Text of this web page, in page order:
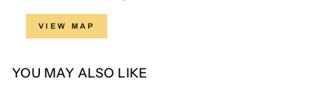
VIEW MAP
YOU MAY ALSO LIKE